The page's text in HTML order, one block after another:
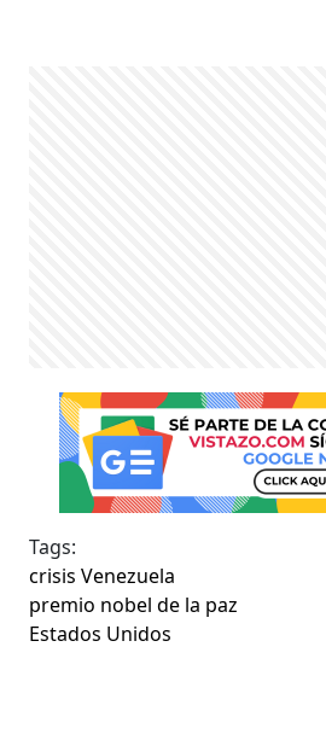
Tags:
crisis Venezuela
premio nobel de la paz
Estados Unidos